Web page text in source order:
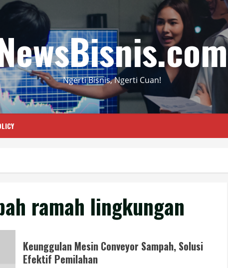
Ngerti Bisnis, Ngerti Cuan!
ramah lingkungan
Keunggulan Mesin Conveyor Sampah, Solusi
Efektif Pemilahan